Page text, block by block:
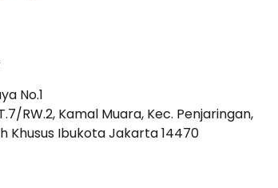
No.1
RW.2, Kamal Muara, Kec. Penjaringan,
Khusus Ibukota Jakarta 14470